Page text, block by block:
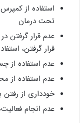
استفاده از
تحت درمان
عدم قرار گرفتن
قرار گرفتن،
عدم استفاده از
عدم استفاده از
خودداری از رفتن
عدم انجام